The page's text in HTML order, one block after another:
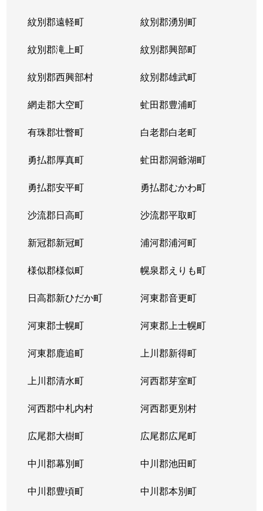
紋別郡遠軽町 紋別郡湧別町
紋別郡滝上町 紋別郡興部町
紋別郡西興部村 紋別郡雄武町
網走郡大空町 虻田郡豊浦町
有珠郡壮瞥町 白老郡白老町
勇払郡厚真町 虻田郡洞爺湖町
勇払郡安平町 勇払郡むかわ町
沙流郡日高町 沙流郡平取町
新冠郡新冠町 浦河郡浦河町
様似郡様似町 幌泉郡えりも町
日高郡新ひだか町 河東郡音更町
河東郡士幌町 河東郡上士幌町
河東郡鹿追町 上川郡新得町
上川郡清水町 河西郡芽室町
河西郡中札内村 河西郡更別村
広尾郡大樹町 広尾郡広尾町
中川郡幕別町 中川郡池田町
中川郡豊頃町 中川郡本別町